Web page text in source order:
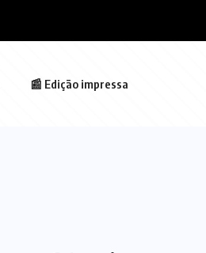
📰 Edição impressa